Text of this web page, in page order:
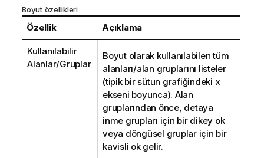
Boyut özellikleri
Özellik Açıklama
Kullanılabilir
Alanlar/Gruplar
Boyut olarak kullanılabilen tüm
alanları/alan gruplarını listeler
(tipik bir sütun grafiğindeki x
ekseni boyunca). Alan
gruplarından önce, detaya
inme grupları için bir dikey ok
veya döngüsel gruplar için bir
kavisli ok gelir.